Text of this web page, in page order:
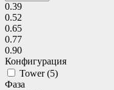
0.39
0.52
0.65
0.77
0.90
Конфигурация
Tower (5)
Фаза